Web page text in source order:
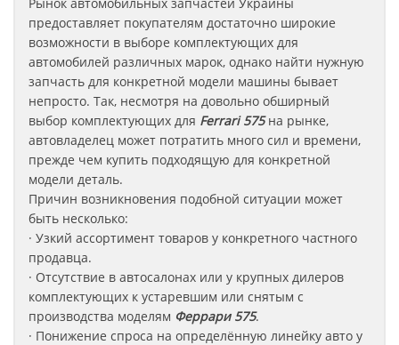
предоставляет покупателям достаточно широкие
возможности в выборе комплектующих для
автомобилей различных марок, однако найти нужную
запчасть для конкретной модели машины бывает
непросто. Так, несмотря на довольно обширный
выбор комплектующих для Ferrari 575на рынке,
автовладелец может потратить много сил и времени,
прежде чем купить подходящую для конкретной
модели деталь.
Причин возникновения подобной ситуации может
быть несколько:
· Узкий ассортимент товаров у конкретного частного
продавца.
· Отсутствие в автосалонах или у крупных дилеров
комплектующих к устаревшим или снятым с
производства моделям Феррари575.
· Понижение спроса на определённую линейку авто у